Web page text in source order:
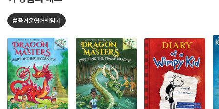
#즐거운영어책읽기